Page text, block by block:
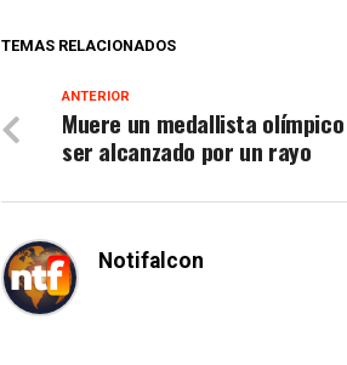
TEMAS RELACIONADOS
ANTERIOR
Muere un medallista
ser alcanzado por un rayo
Notifalcon